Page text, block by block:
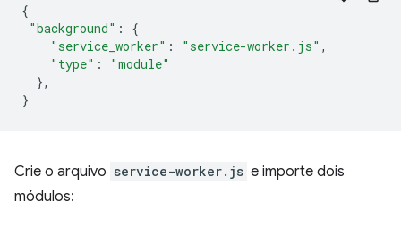
{
"background" :
{
"service_worker" : "service-worker.js" ,
"type" :
"module"
},
}
Crie o arquivo service-worker.js e importe dois
módulos: